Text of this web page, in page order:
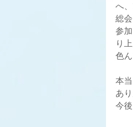
へ
総
参
り
色
本
あ
今